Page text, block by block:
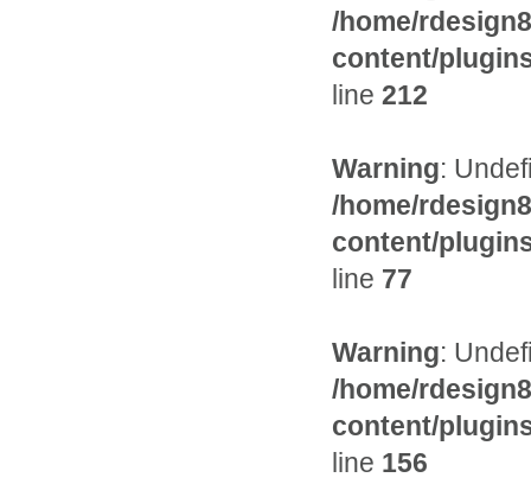
/home/
content/
line 212
Warning:
/home/
content/
line 77
Warning:
/home/
content/
line 156